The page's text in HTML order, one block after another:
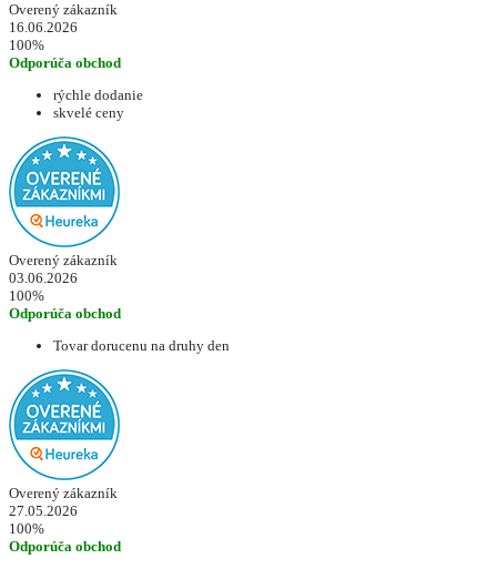
Overený zákazník
16.06.2026
100%
Odporúča obchod
rýchle dodanie
skvelé ceny
Overený zákazník
03.06.2026
100%
Odporúča obchod
Tovar dorucenu na druhy den
Overený zákazník
27.05.2026
100%
Odporúča obchod